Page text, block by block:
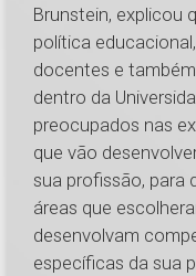
Brunstein, explicou
política
docentes e
dentro da
preocupados nas
que vão
sua profissão, para
áreas que
desenvolvam
específicas da sua